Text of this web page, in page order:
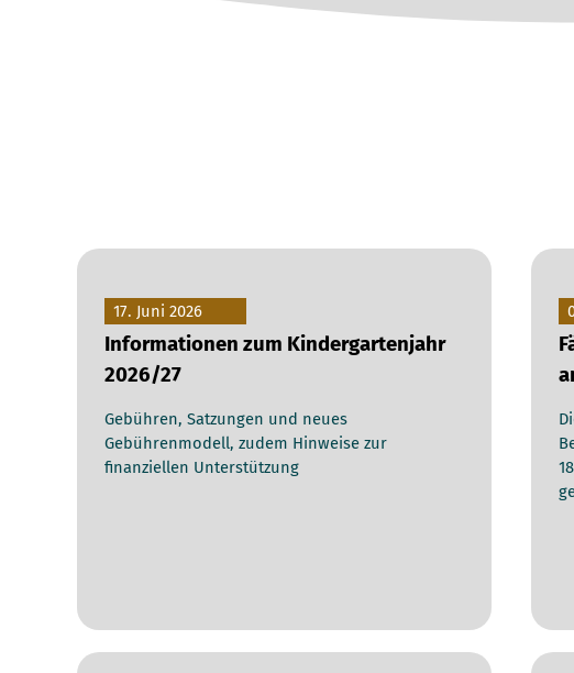
17. Juni 2026
Informationen zum Kindergartenjahr
2026/27
Gebühren, Satzungen und neues
Gebührenmodell, zudem Hinweise zur
finanziellen Unterstützung